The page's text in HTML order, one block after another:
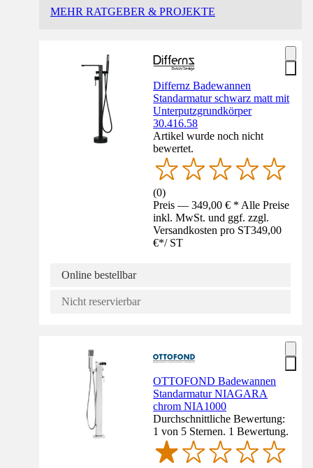
MEHR RATGEBER & PROJEKTE
Differnz Badewannen
Standarmatur schwarz matt mit
Unterputzgrundkörper
30.416.58
Artikel wurde noch nicht
bewertet.
(0)
Preis — 349,00 € * Alle Preise
inkl. MwSt. und ggf. zzgl.
Versandkosten pro ST349,00
€*/ ST
Online bestellbar
Nicht reservierbar
OTTOFOND Badewannen
Standarmatur NIAGARA
chrom NIA1000
Durchschnittliche Bewertung:
1 von 5 Sternen. 1 Bewertung.